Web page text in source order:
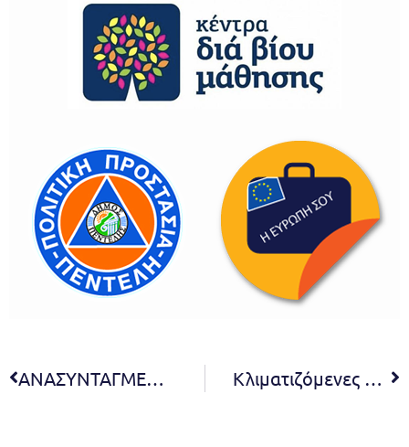
ΑΝΑΣΥΝΤΑΓΜΕΝΟΣ ΠΙΝΑΚΑΣ ΚΑΤΑΤΑΞΗΣ ΔΕ ΒΟΗΘΩΝ ΒΡΕΦΟΝΗΠΙΟΚΟΜΩΝ_ΚΩΔ. ΘΕΣΗΣ 105-ΣΟΧ1-2024_ΔΗΜΟΥ ΠΕΝΤΕΛΗΣ Κλιματιζόμενες αίθουσες στη διάθεση των δημοτών λόγω των υψηλών θερμοκρασιών